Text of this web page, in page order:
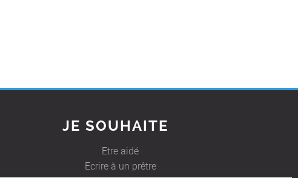
JE SOUHAITE
Etre aidé
Ecrire à un prêtre